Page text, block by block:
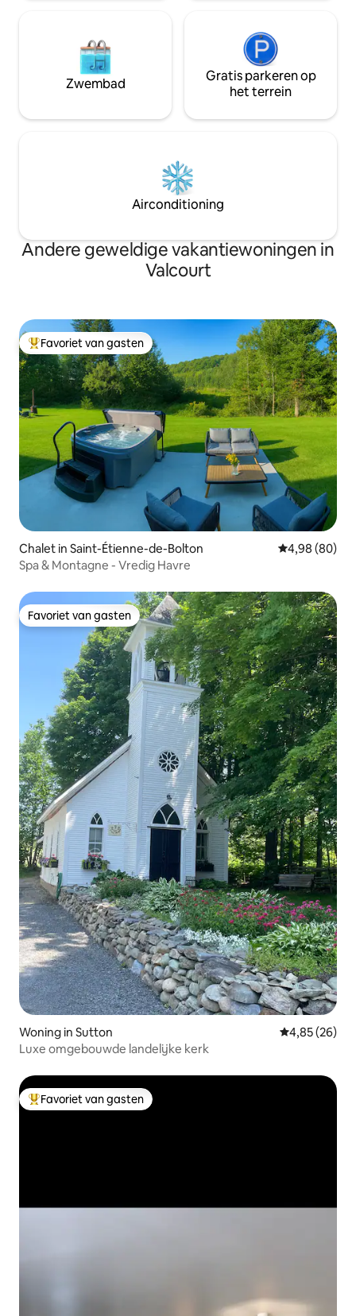
Zwembad
Gratis parkeren op
het terrein
Airconditioning
Andere geweldige vakantiewoningen in
Valcourt
Topfavoriet van gasten
Favoriet van gasten
Chalet in Saint-Étienne-de-Bolton Gemiddelde
4,98 (80)
Spa & Montagne - Vredig Havre
Favoriet van gasten
Favoriet van gasten
Woning in Sutton Gemiddelde
4,85 (26)
Luxe omgebouwde landelijke kerk
Topfavoriet van gasten
Favoriet van gasten